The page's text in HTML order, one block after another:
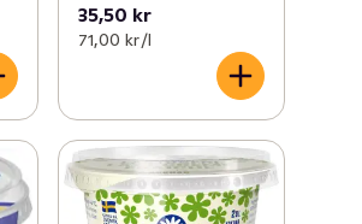
35,50 kr
71,00 kr /l